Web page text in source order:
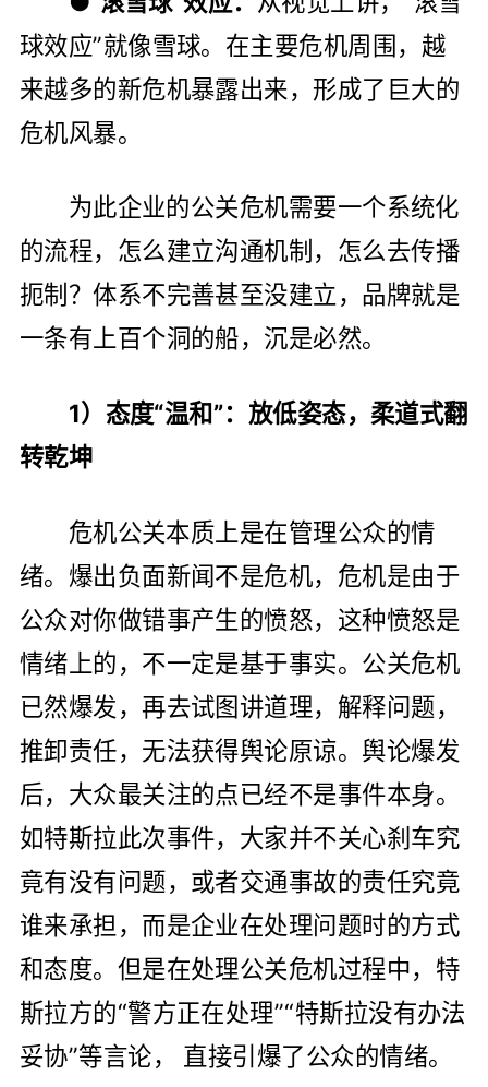
球效应”就像雪球。在主要危机周围，越
来越多的新危机暴露出来，形成了巨大的
危机风暴。
为此企业的公关危机需要一个系统化
的流程，怎么建立沟通机制，怎么去传播
扼制？体系不完善甚至没建立，品牌就是
一条有上百个洞的船，沉是必然。
1）态度“温和”：放低姿态，柔道式翻
转乾坤
危机公关本质上是在管理公众的情
绪。爆出负面新闻不是危机，危机是由于
公众对你做错事产生的愤怒，这种愤怒是
情绪上的，不一定是基于事实。公关危机
已然爆发，再去试图讲道理，解释问题，
推卸责任，无法获得舆论原谅。舆论爆发
后，大众最关注的点已经不是事件本身。
如特斯拉此次事件，大家并不关心刹车究
竟有没有问题，或者交通事故的责任究竟
谁来承担，而是企业在处理问题时的方式
和态度。但是在处理公关危机过程中，特
斯拉方的“警方正在处理”“特斯拉没有办法
妥协”等言论， 直接引爆了公众的情绪。